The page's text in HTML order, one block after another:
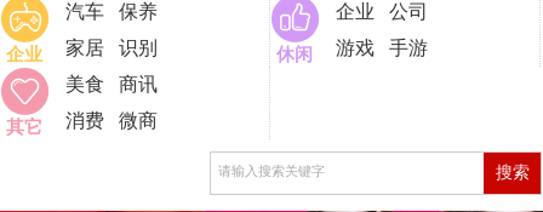
企业
汽车
保养
家居
识别 休闲
企业
公司
游戏
手游
其它
美食
商讯
消费
微商